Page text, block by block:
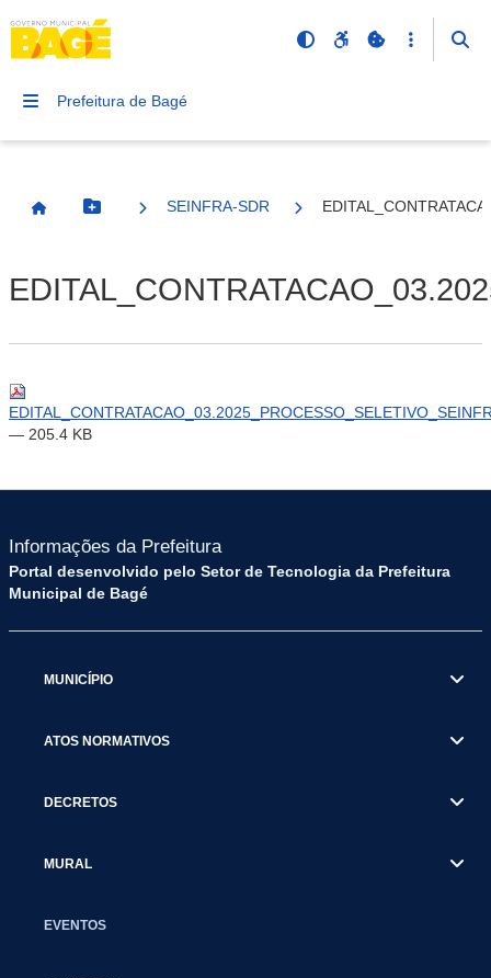
Prefeitura de Bagé
Página InicialBotão Menu
SEINFRA-SDR
— 205.4 KB
Informações da Prefeitura
Portal desenvolvido pelo Setor de Tecnologia da Prefeitura
Municipal de Bagé
MUNICÍPIO
ATOS NORMATIVOS
DECRETOS
MURAL
EVENTOS